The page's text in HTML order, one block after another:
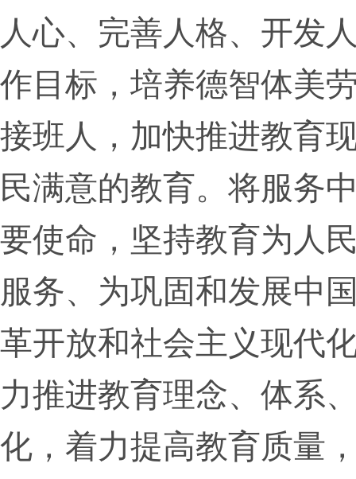
人心、完善人格、开发
作目标，培养德智体美
接班人，加快推进教育
民满意的教育。将服务
要使命，坚持教育为人
服务、为巩固和发展中
革开放和社会主义现代
力推进教育理念、体系
化，着力提高教育质量